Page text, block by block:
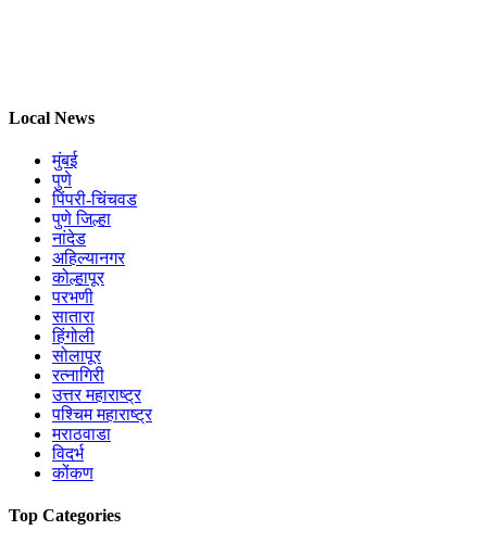
Local News
मुंबई
पुणे
पिंपरी-चिंचवड
पुणे जिल्हा
नांदेड
अहिल्यानगर
कोल्हापूर
परभणी
सातारा
हिंगोली
सोलापूर
रत्नागिरी
उत्तर महाराष्ट्र
पश्चिम महाराष्ट्र
मराठवाडा
विदर्भ
कोंकण
Top Categories